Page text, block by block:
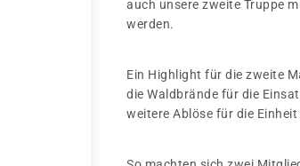
auch unsere zweite Truppe
werden.
Ein Highlight für die zweite
die Waldbrände für die
weitere Ablöse für die